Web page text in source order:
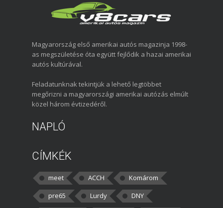
Magyarország első amerikai autós magazinja 1998-
as megszületése óta együtt fejlődik a hazai amerikai
autós kultúrával.
Feladatunknak tekintjük a lehető legtöbbet
megőrizni a magyarországi amerikai autózás elmúlt
közel három évtizedéről.
NAPLÓ
CÍMKÉK
meet ACCH
Komárom
pre65
Lurdy
DNY